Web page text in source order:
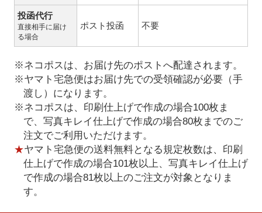
投函代行
直接相手に届け
る場合
ポスト投函 不要
※ネコポスは、お届け先のポストへ配達されます。
※ヤマト宅急便はお届け先での受領確認が必要（手
渡し）になります。
※ネコポスは、印刷仕上げで作成の場合100枚ま
で、写真キレイ仕上げで作成の場合80枚までのご
注文でご利用いただけます。
★ヤマト宅急便の送料無料となる規定枚数は、印刷
仕上げで作成の場合101枚以上、写真キレイ仕上げ
で作成の場合81枚以上のご注文が対象となりま
す。